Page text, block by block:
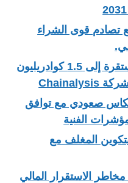
تصادم قوى الشراء
قد تصل تدفقات العملات المستقرة إلى 1.5 كوادريليون
صعودي مع توافق
الفنية
المغلف مع
الاستقرار المالي